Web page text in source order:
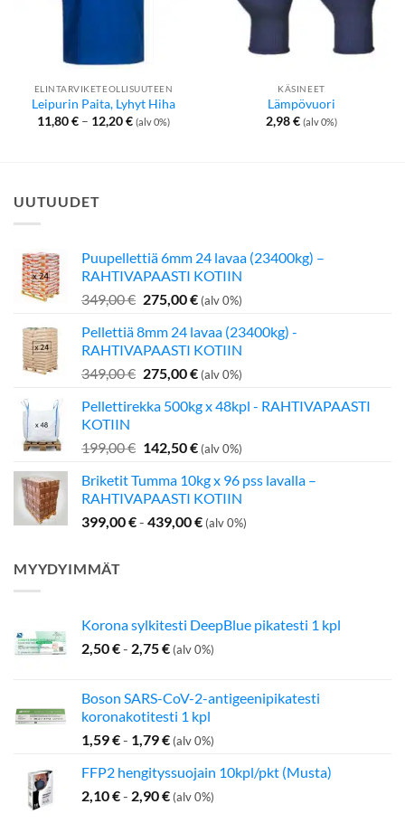
ELINTARVIKETEOLLISUUTEEN
Leipurin Paita, Lyhyt Hiha
11,80€ – 12,20€Hintaluokka:
11,80 €
(alv 0%)
KÄSINEET
Lämpövuori
2,98€ (alv 0%)
UUTUUDET
Puupellettiä 6mm 24 lavaa (23400kg) –
RAHTIVAPAASTI KOTIIN
349,00€ Alkuperäinen
oli:
349,00 €.
275,00€Nykyinen
on:
275,00 €.
(alv 0%)
Pellettiä 8mm 24 lavaa (23400kg) -
RAHTIVAPAASTI KOTIIN
349,00€ Alkuperäinen
oli:
275,00€Nykyinen
on:
(alv 0%)
Pellettirekka 500kg x 48kpl - RAHTIVAPAASTI
KOTIIN
199,00€ Alkuperäinen
oli:
199,00 €.
142,50€Nykyinen
on:
142,50 €.
(alv 0%)
Briketit Tumma 10kg x 96 pss lavalla –
RAHTIVAPAASTI KOTIIN
399,00€- 439,00€ (alv 0%)
MYYDYIMMÄT
Korona sylkitesti DeepBlue pikatesti 1 kpl
2,50€- 2,75€ (alv 0%)
Boson SARS-CoV-2-antigeenipikatesti
koronakotitesti 1 kpl
1,59€- 1,79€ (alv 0%)
FFP2 hengityssuojain 10kpl/pkt (Musta)
2,10€- 2,90€ (alv 0%)